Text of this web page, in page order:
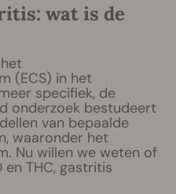
wat is de
(ECS) in het
specifiek, de
onderzoek bestudeert
van bepaalde
waaronder het
Nu willen we weten of
en THC, gastritis